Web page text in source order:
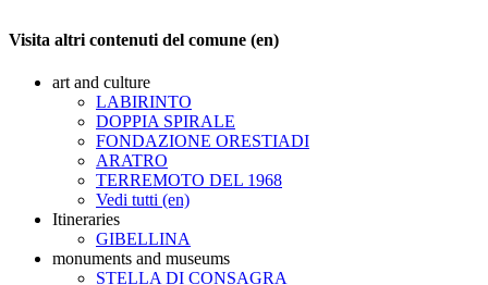
Visita altri contenuti del comune (en)
art and culture
LABIRINTO
DOPPIA SPIRALE
FONDAZIONE ORESTIADI
ARATRO
TERREMOTO DEL 1968
Vedi tutti (en)
Itineraries
GIBELLINA
monuments and museums
STELLA DI CONSAGRA